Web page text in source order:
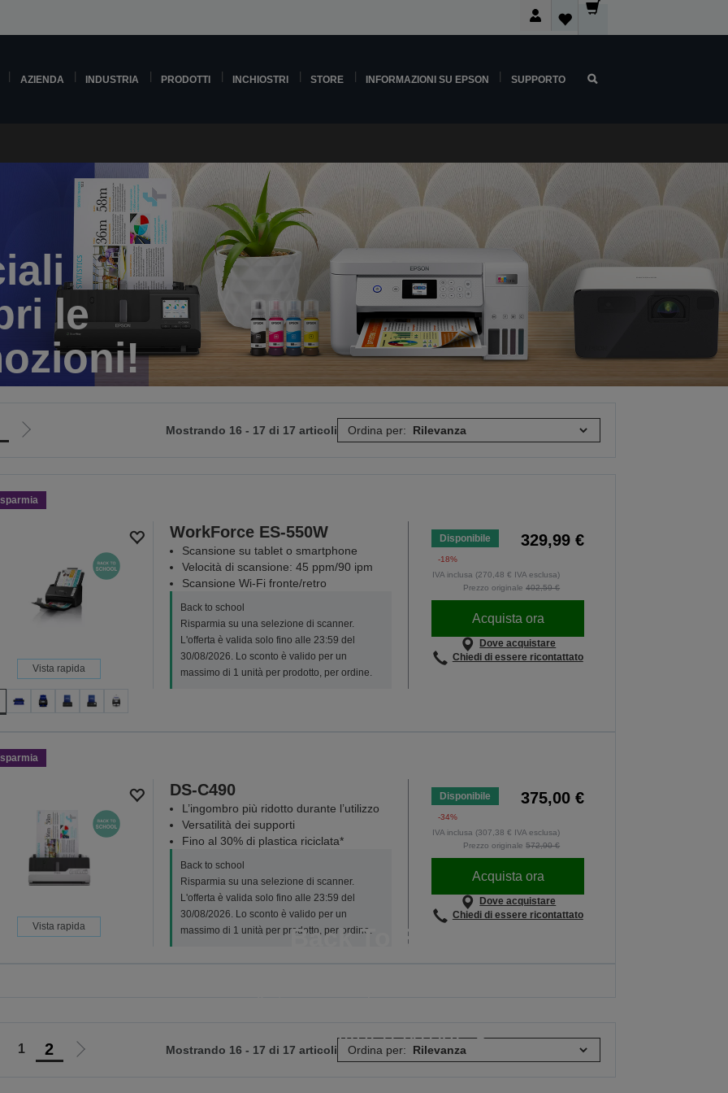
AZIENDA INDUSTRIA PRODOTTI INCHIOSTRI STORE INFORMAZIONI SU EPSON SUPPORTO
le
Vai
successiva
Mostrando 16 - 17 di 17 articoli Ordina per:
Vista rapida
WorkForce ES-550W
Scansione su tablet o smartphone
Velocità di scansione: 45 ppm/90 ipm
Scansione Wi-Fi fronte/retro
Back to school
Risparmia su una selezione di scanner.
L'offerta è valida solo fino alle 23:59 del
30/08/2026. Lo sconto è valido per un
massimo di 1 unità per prodotto, per ordine.
Disponibile 329,99 €
-18%
IVA inclusa (270,48 € IVA esclusa)
Prezzo originale402,59 €
Acquista ora
Dove acquistare
Chiedi di essere ricontattato
Vista rapida
DS-C490
L’ingombro più ridotto durante l’utilizzo
Versatilità dei supporti
Fino al 30% di plastica riciclata*
Back to school
Risparmia su una selezione di scanner.
L'offerta è valida solo fino alle 23:59 del
30/08/2026. Lo sconto è valido per un
massimo di 1 unità per prodotto, per ordine.
Disponibile 375,00 €
-34%
IVA inclusa (307,38 € IVA esclusa)
Prezzo originale572,90 €
Acquista ora
Dove acquistare
Chiedi di essere ricontattato
Back To School
SCOPRI TUTTE LE OFFERTE
1 2
Vai
Mostrando 16 - 17 di 17 articoli Ordina per: